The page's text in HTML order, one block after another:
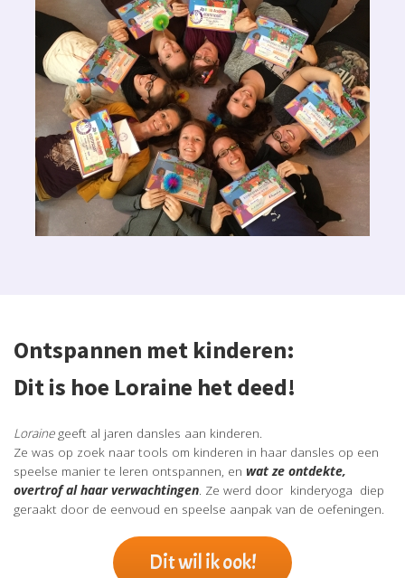
Ontspannen met kinderen:
Dit is hoe Loraine het deed!
Lorainegeeft al jaren dansles aan kinderen.
Ze was op zoek naar tools om kinderen in haar dansles op een
speelse manier te leren ontspannen, en wat ze ontdekte,
overtrof al haar verwachtingen. Ze werd door kinderyoga diep
geraakt door de eenvoud en speelse aanpak van de oefeningen.
Dit wil ik ook!